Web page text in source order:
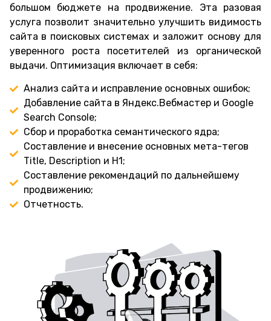
большом бюджете на продвижение. Эта разовая
услуга позволит значительно улучшить видимость
сайта в поисковых системах и заложит основу для
уверенного роста посетителей из органической
выдачи. Оптимизация включает в себя:
Анализ сайта и исправление основных ошибок;
Добавление сайта в Яндекс.Вебмастер и Google
Search Console;
Сбор и проработка семантического ядра;
Составление и внесение основных мета-тегов
Title, Description и H1;
Составление рекомендаций по дальнейшему
продвижению;
Отчетность.